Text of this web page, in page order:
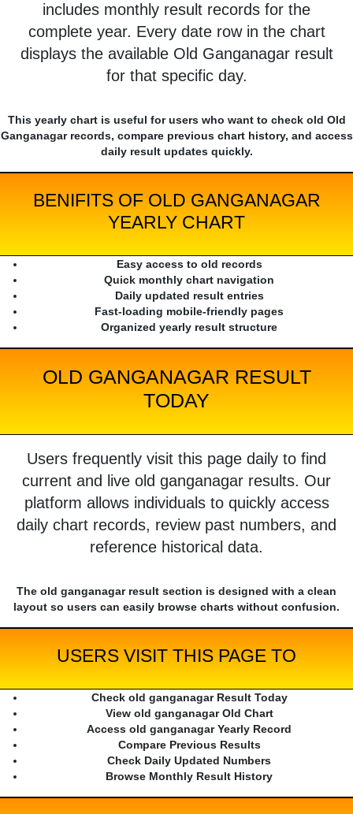
includes monthly result records for the
complete year. Every date row in the chart
displays the available Old Ganganagar result
for that specific day.
This yearly chart is useful for users who want to check old Old
Ganganagar records, compare previous chart history, and access
daily result updates quickly.
BENIFITS OF OLD GANGANAGAR
YEARLY CHART
Easy access to old records
Quick monthly chart navigation
Daily updated result entries
Fast-loading mobile-friendly pages
Organized yearly result structure
OLD GANGANAGAR RESULT
TODAY
Users frequently visit this page daily to find
current and live old ganganagar results. Our
platform allows individuals to quickly access
daily chart records, review past numbers, and
reference historical data.
The old ganganagar result section is designed with a clean
layout so users can easily browse charts without confusion.
USERS VISIT THIS PAGE TO
Check old ganganagar Result Today
View old ganganagar Old Chart
Access old ganganagar Yearly Record
Compare Previous Results
Check Daily Updated Numbers
Browse Monthly Result History